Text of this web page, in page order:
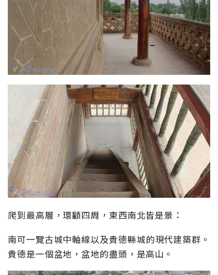
爬到最高層，環顧四周，東西南北皆是景：
南可一覽古城中軸線以及貴德縣城的現代建築群。
貴德是一個盆地，盆地的盡頭，是高山。